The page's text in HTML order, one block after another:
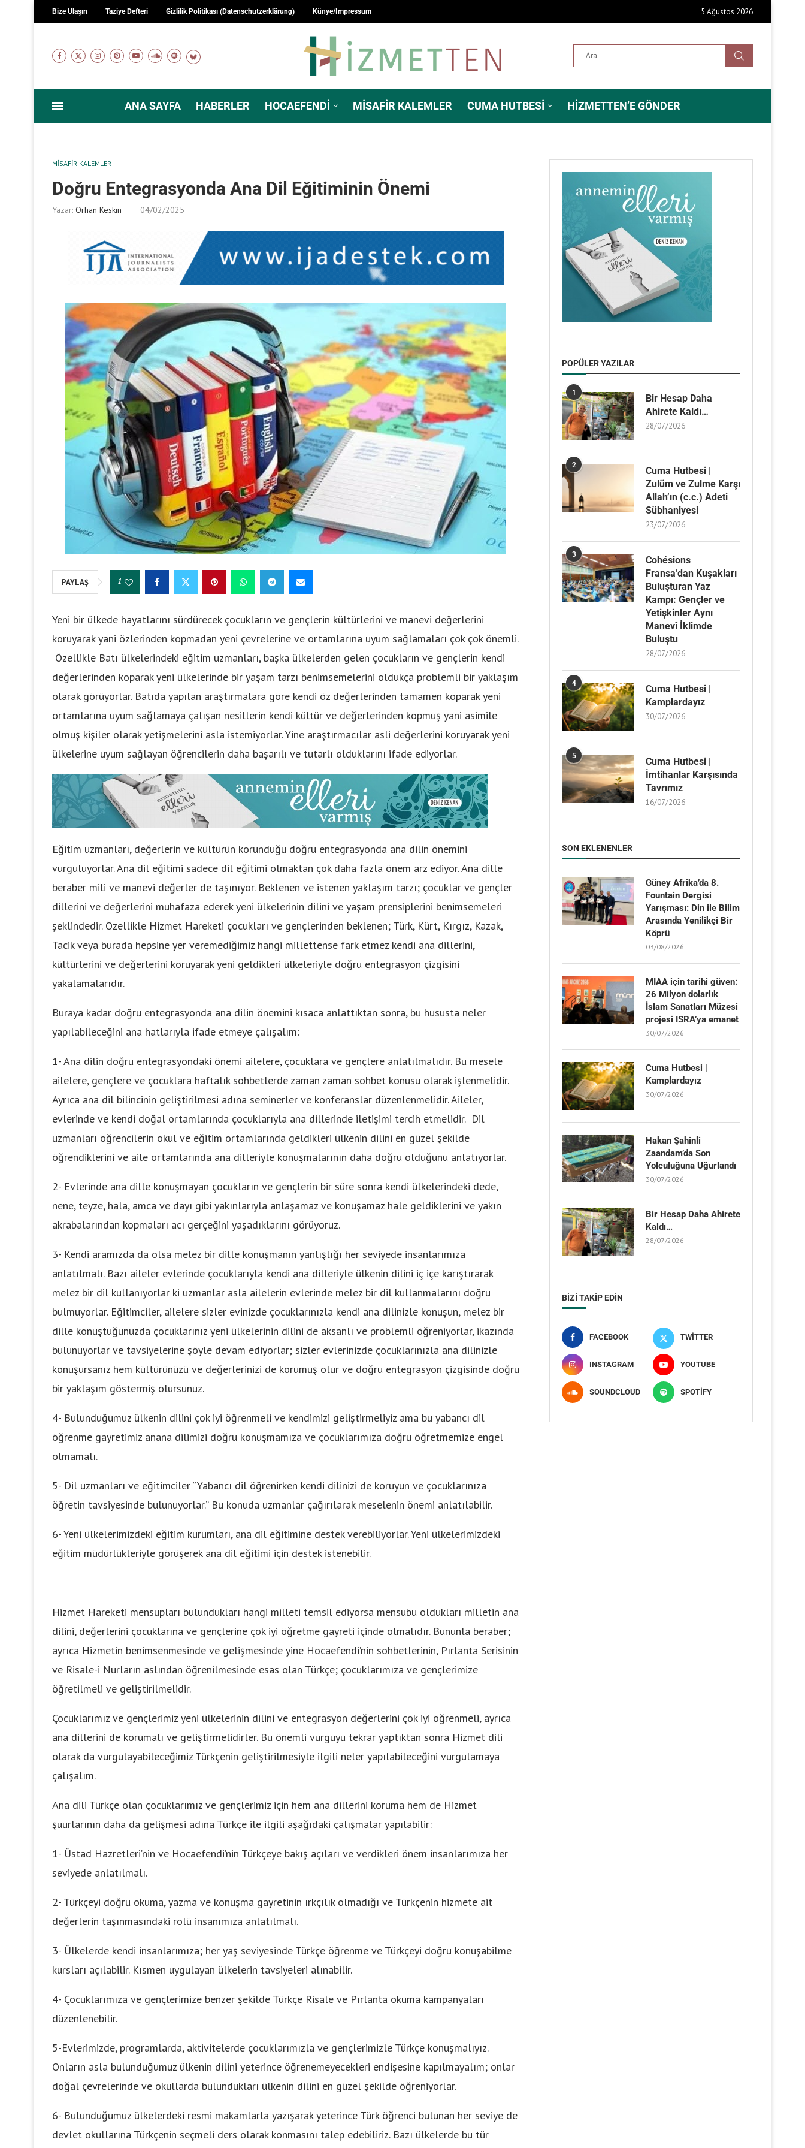
Bize Ulaşın Taziye Defteri Gizlilik Politikası (Datenschutzerklärung) Künye/Impressum 5 Ağustos 2026
ANA SAYFA HABERLER HOCAEFENDI MISAFIR KALEMLER CUMA HUTBESI HIZMETTEN’E GÖNDER
MISAFIR KALEMLER
Doğru Entegrasyonda Ana Dil Eğitiminin Önemi
Yazar: Orhan Keskin 04/02/2025
PAYLAŞ 1
Yeni bir ülkede hayatlarını sürdürecek çocukların ve gençlerin kültürlerini ve manevi değerlerini
koruyarak yani özlerinden kopmadan yeni çevrelerine ve ortamlarına uyum sağlamaları çok çok önemli.
Özellikle Batı ülkelerindeki eğitim uzmanları, başka ülkelerden gelen çocukların ve gençlerin kendi
değerlerinden koparak yeni ülkelerinde bir yaşam tarzı benimsemelerini oldukça problemli bir yaklaşım
olarak görüyorlar. Batıda yapılan araştırmalara göre kendi öz değerlerinden tamamen koparak yeni
ortamlarına uyum sağlamaya çalışan nesillerin kendi kültür ve değerlerinden kopmuş yani asimile
olmuş kişiler olarak yetişmelerini asla istemiyorlar. Yine araştırmacılar asli değerlerini koruyarak yeni
ülkelerine uyum sağlayan öğrencilerin daha başarılı ve tutarlı olduklarını ifade ediyorlar.
Eğitim uzmanları, değerlerin ve kültürün korunduğu doğru entegrasyonda ana dilin önemini
vurguluyorlar. Ana dil eğitimi sadece dil eğitimi olmaktan çok daha fazla önem arz ediyor. Ana dille
beraber mili ve manevi değerler de taşınıyor. Beklenen ve istenen yaklaşım tarzı; çocuklar ve gençler
dillerini ve değerlerini muhafaza ederek yeni ülkelerinin dilini ve yaşam prensiplerini benimsemeleri
şeklindedir. Özellikle Hizmet Hareketi çocukları ve gençlerinden beklenen; Türk, Kürt, Kırgız, Kazak,
Tacik veya burada hepsine yer veremediğimiz hangi millettense fark etmez kendi ana dillerini,
kültürlerini ve değerlerini koruyarak yeni geldikleri ülkeleriyle doğru entegrasyon çizgisini
yakalamalarıdır.
Buraya kadar doğru entegrasyonda ana dilin önemini kısaca anlattıktan sonra, bu hususta neler
yapılabileceğini ana hatlarıyla ifade etmeye çalışalım:
1- Ana dilin doğru entegrasyondaki önemi ailelere, çocuklara ve gençlere anlatılmalıdır. Bu mesele
ailelere, gençlere ve çocuklara haftalık sohbetlerde zaman zaman sohbet konusu olarak işlenmelidir.
Ayrıca ana dil bilincinin geliştirilmesi adına seminerler ve konferanslar düzenlenmelidir. Aileler,
evlerinde ve kendi doğal ortamlarında çocuklarıyla ana dillerinde iletişimi tercih etmelidir. Dil
uzmanları öğrencilerin okul ve eğitim ortamlarında geldikleri ülkenin dilini en güzel şekilde
öğrendiklerini ve aile ortamlarında ana dilleriyle konuşmalarının daha doğru olduğunu anlatıyorlar.
2- Evlerinde ana dille konuşmayan çocukların ve gençlerin bir süre sonra kendi ülkelerindeki dede,
nene, teyze, hala, amca ve dayı gibi yakınlarıyla anlaşamaz ve konuşamaz hale geldiklerini ve yakın
akrabalarından kopmaları acı gerçeğini yaşadıklarını görüyoruz.
3- Kendi aramızda da olsa melez bir dille konuşmanın yanlışlığı her seviyede insanlarımıza
anlatılmalı. Bazı aileler evlerinde çocuklarıyla kendi ana dilleriyle ülkenin dilini iç içe karıştırarak
melez bir dil kullanıyorlar ki uzmanlar asla ailelerin evlerinde melez bir dil kullanmalarını doğru
bulmuyorlar. Eğitimciler, ailelere sizler evinizde çocuklarınızla kendi ana dilinizle konuşun, melez bir
dille konuştuğunuzda çocuklarınız yeni ülkelerinin dilini de aksanlı ve problemli öğreniyorlar, ikazında
bulunuyorlar ve tavsiyelerine şöyle devam ediyorlar; sizler evlerinizde çocuklarınızla ana dilinizle
konuşursanız hem kültürünüzü ve değerlerinizi de korumuş olur ve doğru entegrasyon çizgisinde doğru
bir yaklaşım göstermiş olursunuz.
4- Bulunduğumuz ülkenin dilini çok iyi öğrenmeli ve kendimizi geliştirmeliyiz ama bu yabancı dil
öğrenme gayretimiz anana dilimizi doğru konuşmamıza ve çocuklarımıza doğru öğretmemize engel
olmamalı.
5- Dil uzmanları ve eğitimciler “Yabancı dil öğrenirken kendi dilinizi de koruyun ve çocuklarınıza
öğretin tavsiyesinde bulunuyorlar.” Bu konuda uzmanlar çağırılarak meselenin önemi anlatılabilir.
6- Yeni ülkelerimizdeki eğitim kurumları, ana dil eğitimine destek verebiliyorlar. Yeni ülkelerimizdeki
eğitim müdürlükleriyle görüşerek ana dil eğitimi için destek istenebilir.
Hizmet Hareketi mensupları bulundukları hangi milleti temsil ediyorsa mensubu oldukları milletin ana
dilini, değerlerini çocuklarına ve gençlerine çok iyi öğretme gayreti içinde olmalıdır. Bununla beraber;
ayrıca Hizmetin benimsenmesinde ve gelişmesinde yine Hocaefendi’nin sohbetlerinin, Pırlanta Serisinin
ve Risale-i Nurların aslından öğrenilmesinde esas olan Türkçe; çocuklarımıza ve gençlerimize
öğretilmeli ve geliştirilmelidir.
Çocuklarımız ve gençlerimiz yeni ülkelerinin dilini ve entegrasyon değerlerini çok iyi öğrenmeli, ayrıca
ana dillerini de korumalı ve geliştirmelidirler. Bu önemli vurguyu tekrar yaptıktan sonra Hizmet dili
olarak da vurgulayabileceğimiz Türkçenin geliştirilmesiyle ilgili neler yapılabileceğini vurgulamaya
çalışalım.
Ana dili Türkçe olan çocuklarımız ve gençlerimiz için hem ana dillerini koruma hem de Hizmet
şuurlarının daha da gelişmesi adına Türkçe ile ilgili aşağıdaki çalışmalar yapılabilir:
1- Üstad Hazretleri’nin ve Hocaefendi’nin Türkçeye bakış açıları ve verdikleri önem insanlarımıza her
seviyede anlatılmalı.
2- Türkçeyi doğru okuma, yazma ve konuşma gayretinin ırkçılık olmadığı ve Türkçenin hizmete ait
değerlerin taşınmasındaki rolü insanımıza anlatılmalı.
3- Ülkelerde kendi insanlarımıza; her yaş seviyesinde Türkçe öğrenme ve Türkçeyi doğru konuşabilme
kursları açılabilir. Kısmen uygulayan ülkelerin tavsiyeleri alınabilir.
4- Çocuklarımıza ve gençlerimize benzer şekilde Türkçe Risale ve Pırlanta okuma kampanyaları
düzenlenebilir.
5-Evlerimizde, programlarda, aktivitelerde çocuklarımızla ve gençlerimizle Türkçe konuşmalıyız.
Onların asla bulunduğumuz ülkenin dilini yeterince öğrenemeyecekleri endişesine kapılmayalım; onlar
doğal çevrelerinde ve okullarda bulundukları ülkenin dilini en güzel şekilde öğreniyorlar.
6- Bulunduğumuz ülkelerdeki resmi makamlarla yazışarak yeterince Türk öğrenci bulunan her seviye de
devlet okullarına Türkçenin seçmeli ders olarak konmasını talep edebiliriz. Bazı ülkelerde bu tür
POPÜLER YAZILAR
1
Bir Hesap Daha
Ahirete Kaldı…
28/07/2026
2
Cuma Hutbesi |
Zulüm ve Zulme Karşı
Allah’ın (c.c.) Adeti
Sübhaniyesi
23/07/2026
3
Cohésions
Fransa’dan Kuşakları
Buluşturan Yaz
Kampı: Gençler ve
Yetişkinler Aynı
Manevî İklimde
Buluştu
28/07/2026
4
Cuma Hutbesi |
Kamplardayız
30/07/2026
5
Cuma Hutbesi |
İmtihanlar Karşısında
Tavrımız
16/07/2026
SON EKLENENLER
Güney Afrika’da 8.
Fountain Dergisi
Yarışması: Din ile Bilim
Arasında Yenilikçi Bir
Köprü
03/08/2026
MIAA için tarihi güven:
26 Milyon dolarlık
İslam Sanatları Müzesi
projesi ISRA’ya emanet
30/07/2026
Cuma Hutbesi |
Kamplardayız
30/07/2026
Hakan Şahinli
Zaandam’da Son
Yolculuğuna Uğurlandı
30/07/2026
Bir Hesap Daha Ahirete
Kaldı…
28/07/2026
BIZI TAKIP EDIN
FACEBOOK TWITTER
INSTAGRAM YOUTUBE
SOUNDCLOUD SPOTIFY